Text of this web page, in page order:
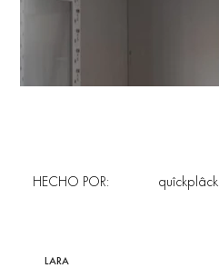
quîckplâck
HECHO POR:
LARA